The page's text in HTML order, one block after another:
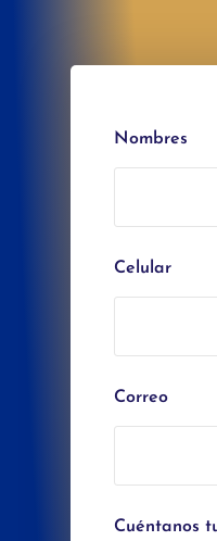
Nombres
Celular
Correo
Cuéntanos